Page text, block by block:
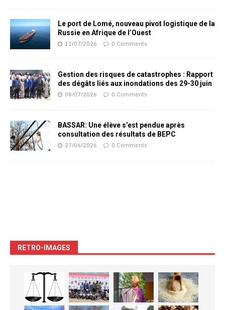
Le port de Lomé, nouveau pivot logistique de la
Russie en Afrique de l’Ouest
11/07/2026 0 Comments
Gestion des risques de catastrophes : Rapport
des dégâts liés aux inondations des 29-30 juin
08/07/2026 0 Comments
BASSAR: Une élève s’est pendue après
consultation des résultats de BEPC
27/06/2026 0 Comments
RETRO-IMAGES